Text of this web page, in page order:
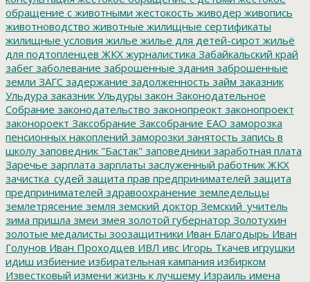
обращение с животными жестокость живодер живопись
животноводство животные жилищные сертификаты
жилищные условия жилье жилье для детей-сирот жильё
для подтопленцев ЖКХ журналистика Забайкальский край
забег заболевание заброшенные здания заброшенные
земли ЗАГС задержание задолженность займ заказник
Ульдура заказник Ульдуры закон Законодательное
Собрание законодательство законопреокт законопроект
законороект Заксобрание Заксобрание ЕАО заморозка
пенсионных накоплений заморозки занятость запись в
школу заповедник "Бастак" заповедники заработная плата
Заречье зарплата зарплаты заслуженный работник ЖКХ
зачистка_судей защита прав предпринимателей защита
предпринимателей здравоохранение земледельцы
землетрясение земля земский доктор Земский_учитель
зима пришла змеи змея золотой губернатор Золотухин
золотые медалисты зоозащитники Иван Благодырь Иван
Голунов Иван Проходцев ИВЛ ивс Игорь Ткачев игрушки
идиш избиение избирательная кампания избирком
Известковый измени жизнь к лучшему Израиль имена